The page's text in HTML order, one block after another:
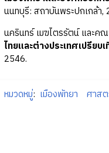
นนทบุรี: สถาบันพระปกเกล้า,
นครินทร์ เมฆไตรรัตน์ และคณ
ไทยและต่างประเทศเปรียบ
2546.
หมวดหมู่: เมืองพัทยา ศาส